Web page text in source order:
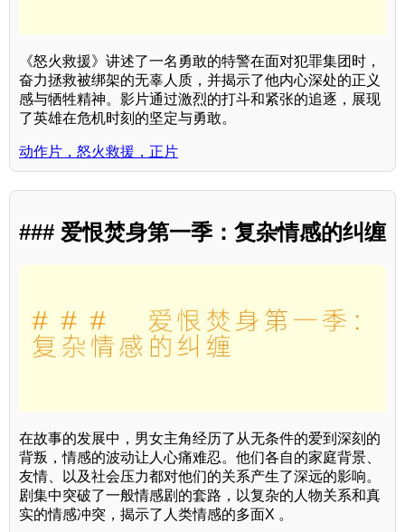
《怒火救援》讲述了一名勇敢的特警在面对犯罪集团时，
奋力拯救被绑架的无辜人质，并揭示了他内心深处的正义
感与牺牲精神。影片通过激烈的打斗和紧张的追逐，展现
了英雄在危机时刻的坚定与勇敢。
动作片，怒火救援，正片
### 爱恨焚身第一季：复杂情感的纠缠
在故事的发展中，男女主角经历了从无条件的爱到深刻的
背叛，情感的波动让人心痛难忍。他们各自的家庭背景、
友情、以及社会压力都对他们的关系产生了深远的影响。
剧集中突破了一般情感剧的套路，以复杂的人物关系和真
实的情感冲突，揭示了人类情感的多面X 。